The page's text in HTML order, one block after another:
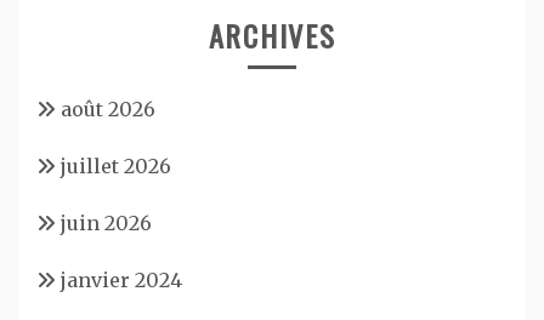
ARCHIVES
août 2026
juillet 2026
juin 2026
janvier 2024